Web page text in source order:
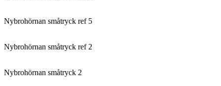
Nybrohörnan småtryck ref 5
Nybrohörnan småtryck ref 2
Nybrohörnan småtryck 2